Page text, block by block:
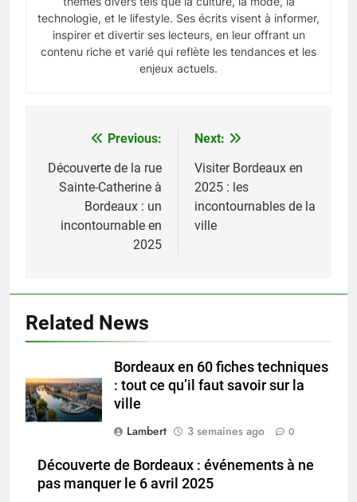
technologie, et le lifestyle. Ses écrits visent à informer,
inspirer et divertir ses lecteurs, en leur offrant un
contenu riche et varié qui reflète les tendances et les
enjeux actuels.
Navigation
de
l’article
Previous:
Découverte de la rue
Sainte-Catherine à
Bordeaux : un
incontournable en
2025
Next:
Visiter Bordeaux en
2025 : les
incontournables de la
ville
Related News
Bordeaux en 60 fiches techniques
: tout ce qu’il faut savoir sur la
ville
Lambert
3 semaines ago 0
Découverte de Bordeaux : événements à ne
pas manquer le 6 avril 2025